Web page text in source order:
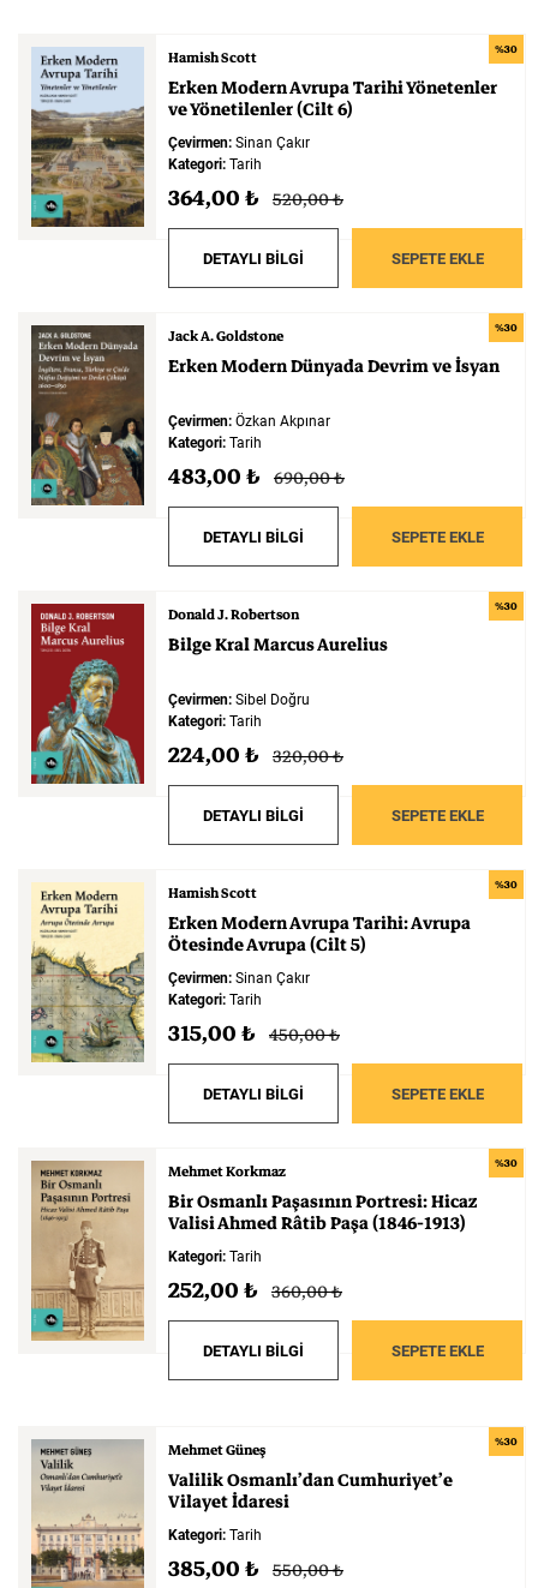
%30
Hamish Scott
ErkenModernAvrupaTarihiYönetenler
veYönetilenler(Cilt6)
Çevirmen: Sinan Çakır
Kategori: Tarih
364,00 ₺ 520,00 ₺
DETAYLI BİLGİ SEPETE EKLE
%30
Jack A. Goldstone
ErkenModernDünyadaDevrimveİsyan
Çevirmen: Özkan Akpınar
Kategori: Tarih
483,00 ₺ 690,00 ₺
DETAYLI BİLGİ SEPETE EKLE
%30
Donald J. Robertson
BilgeKralMarcusAurelius
Çevirmen: Sibel Doğru
Kategori: Tarih
224,00 ₺ 320,00 ₺
DETAYLI BİLGİ SEPETE EKLE
%30
Hamish Scott
ErkenModernAvrupaTarihi:Avrupa
ÖtesindeAvrupa(Cilt5)
Çevirmen: Sinan Çakır
Kategori: Tarih
315,00 ₺ 450,00 ₺
DETAYLI BİLGİ SEPETE EKLE
%30
Mehmet Korkmaz
BirOsmanlıPaşasınınPortresi:Hicaz
ValisiAhmedRâtibPaşa(1846-1913)
Kategori: Tarih
252,00 ₺ 360,00 ₺
DETAYLI BİLGİ SEPETE EKLE
%30
Mehmet Güneş
ValilikOsmanlı’danCumhuriyet’e
Vilayetİdaresi
Kategori: Tarih
385,00 ₺ 550,00 ₺